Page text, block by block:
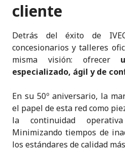
cliente
Detrás del éxito de
concesionarios y talleres
misma visión: ofrecer
especializado, ágil y de
En su 50º aniversario, la
el papel de esta red como
la continuidad
Minimizando tiempos de
los estándares de calidad